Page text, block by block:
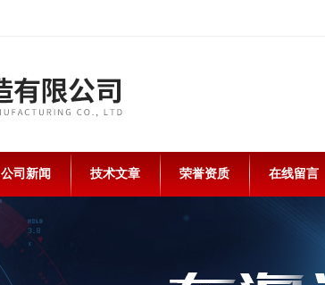
公司新闻 技术文章 荣誉资质 在线留言